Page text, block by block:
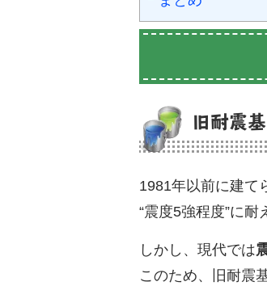
旧耐震
1981年以前に建て
“震度5強程度”に耐
しかし、現代では
このため、旧耐震